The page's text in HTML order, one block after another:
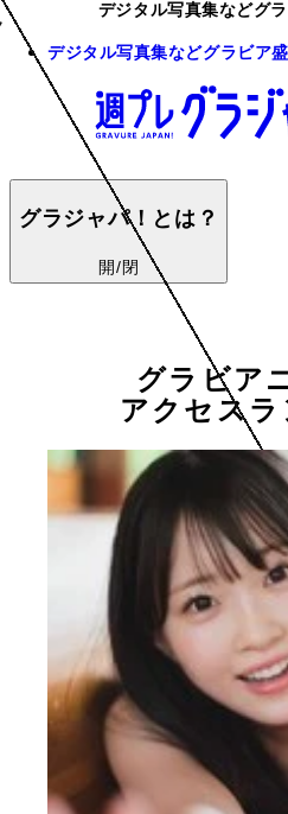
デジタル写真集などグ
デジタル写真集などグラビア
グラジャパ！とは？
開/閉
グラビア
アクセス